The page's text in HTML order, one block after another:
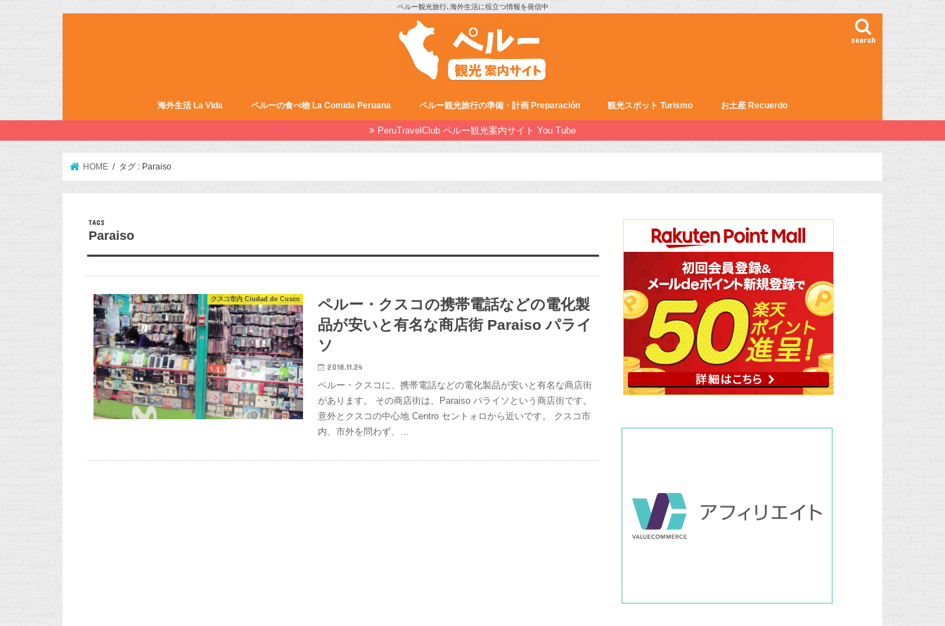
ペルー観光旅行､海外生活に役立つ情報を発信中
search
海外生活 La Vida ペルーの食べ物 La Comida Peruana ペルー観光旅行の準備・計画 Preparación 観光スポット Turismo お土産 Recuerdo
PeruTravelClub ペルー観光案内サイト You Tube
HOME タグ : Paraiso
Paraiso
クスコ市内 Ciudad de Cusco
ペルー・クスコの携帯電話などの電化製
品が安いと有名な商店街 Paraiso パライ
ソ
2018.11.24
ペルー・クスコに、携帯電話などの電化製品が安いと有名な商店街
があります。 その商店街は、Paraiso パライソという商店街です。
意外とクスコの中心地 Centro セントォロから近いです。 クスコ市
内、市外を問わず、…